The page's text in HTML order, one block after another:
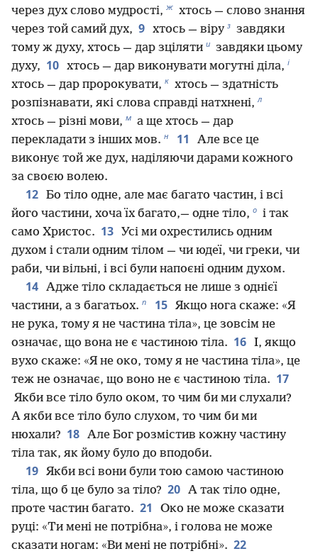
через дух слово мудрості, ж хтось — слово знання
через той самий дух, 9 хтось — віру з завдяки
тому ж духу, хтось — дар зціляти и завдяки цьому
духу, 10 хтось — дар виконувати могутні діла, і
хтось — дар пророкувати, к хтось — здатність
розпізнавати, які слова справді натхнені, л
хтось — різні мови, м а ще хтось — дар
перекладати з інших мов. н 11
Але все це
виконує той же дух, наділяючи дарами кожного
за своєю волею.
12 Бо тіло одне, але має багато частин, і всі
його частини, хоча їх багато,— одне тіло, о і так
само Христос. 13 Усі ми охрестились одним
духом і стали одним тілом — чи юдеї, чи греки, чи
раби, чи вільні, і всі були напоєні одним духом.
14 Адже тіло складається не лише з однієї
частини, а з багатьох. п 15 Якщо нога скаже: «Я
не рука, тому я не частина тіла», це зовсім не
означає, що вона не є частиною тіла. 16 І, якщо
вухо скаже: «Я не око, тому я не частина тіла», це
теж не означає, що воно не є частиною тіла. 17
Якби все тіло було оком, то чим би ми слухали?
А якби все тіло було слухом, то чим би ми
нюхали? 18 Але Бог розмістив кожну частину
тіла так, як йому було до вподоби.
19 Якби всі вони були тою самою частиною
тіла, що б це було за тіло? 20 А так тіло одне,
проте частин багато. 21
Око не може сказати
руці: «Ти мені не потрібна», і голова не може
сказати ногам: «Ви мені не потрібні». 22